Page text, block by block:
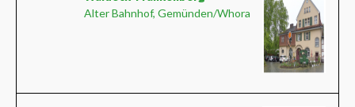
Alter Bahnhof, Gemünden/Whora